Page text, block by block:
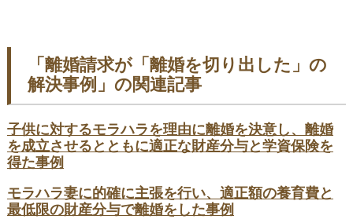
「離婚請求が「離婚を切り出した」の
解決事例」の関連記事
子供に対するモラハラを理由に離婚を決意し、離婚
を成立させるとともに適正な財産分与と学資保険を
得た事例
モラハラ妻に的確に主張を行い、適正額の養育費と
最低限の財産分与で離婚をした事例